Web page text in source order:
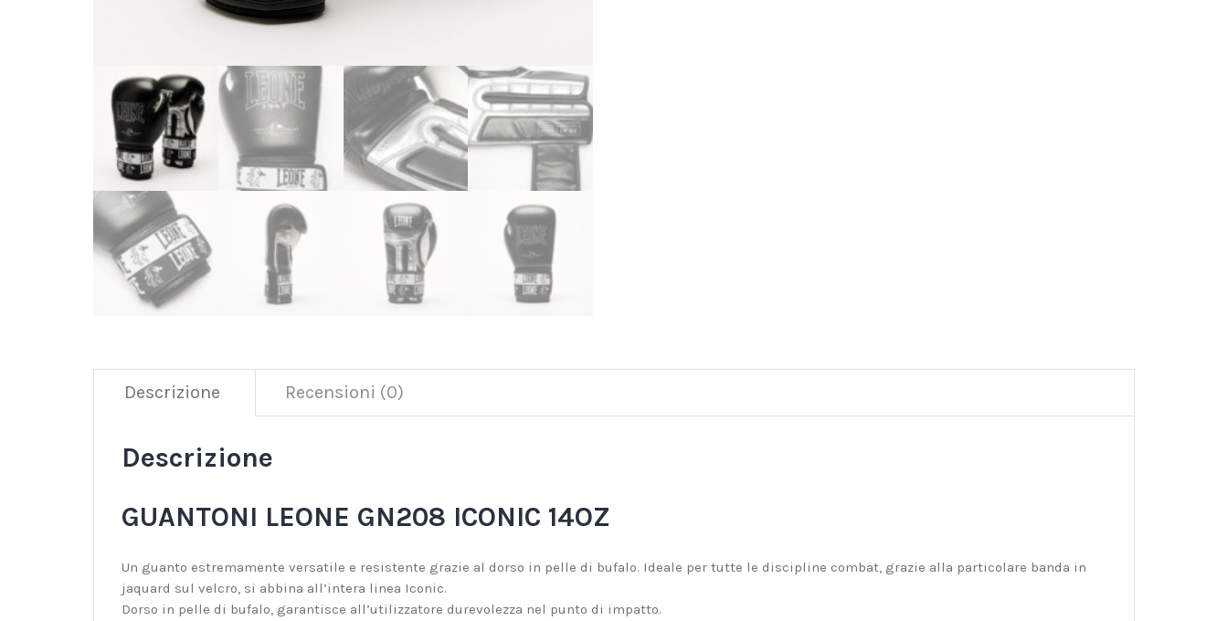
Descrizione Recensioni (0)
Descrizione
GUANTONI LEONE GN208 ICONIC 14OZ
Un guanto estremamente versatile e resistente grazie al dorso in pelle di bufalo. Ideale per tutte le discipline combat, grazie alla particolare banda in
jaquard sul velcro, si abbina all’intera linea Iconic.
Dorso in pelle di bufalo, garantisce all’utilizzatore durevolezza nel punto di impatto.